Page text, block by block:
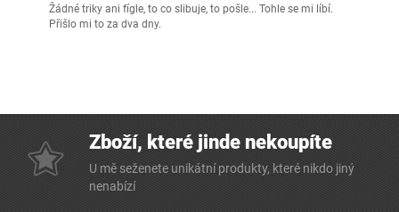
Žádné triky ani fígle, to co slibuje, to pošle... Tohle se mi líbí.
Přišlo mi to za dva dny.
Zboží, které jinde nekoupíte
U mě seženete unikátní produkty, které nikdo jiný
nenabízí